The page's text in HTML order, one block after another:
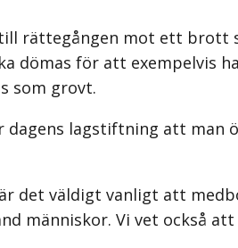
rättegången mot ett brott
dömas för att exempelvis
som grovt.
dagens lagstiftning att man
är det väldigt vanligt att
människor. Vi vet också